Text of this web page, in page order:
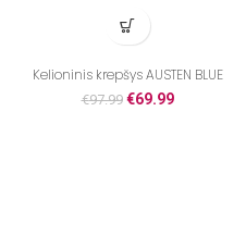
Kelioninis krepšys AUSTEN BLUE
€97.99 €69.99